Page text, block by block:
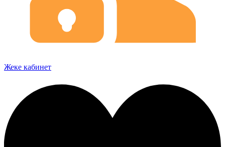
Жеке кабинет